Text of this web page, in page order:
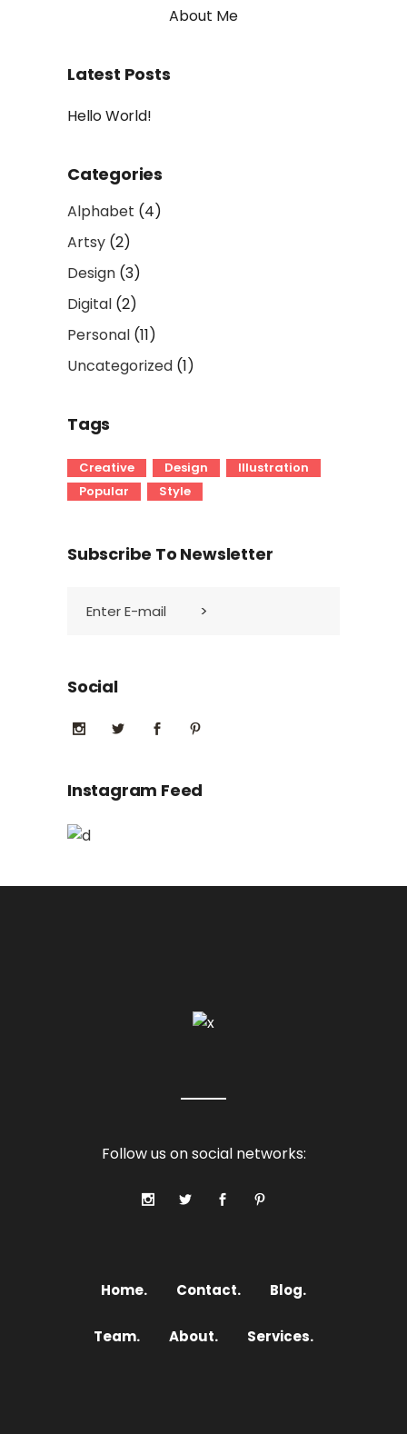
About Me
Latest Posts
Hello World!
Categories
Alphabet (4)
Artsy (2)
Design (3)
Digital (2)
Personal (11)
Uncategorized (1)
Tags
Creative Design
Illustration
Popular
Style
Subscribe To Newsletter
Social
Instagram Feed
Home. Contact. Blog.
Follow us on social networks:
Team. About. Services.